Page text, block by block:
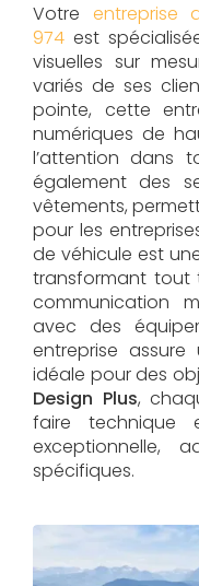
Votre entreprise
974 est
visuelles sur
variés de ses
pointe, cette
numériques de
l’attention dans
également des
vêtements,
pour les
de véhicule est
transformant tout
communication
avec des
entreprise
idéale pour des
Design Plus,
faire technique
exceptionnelle,
spécifiques.